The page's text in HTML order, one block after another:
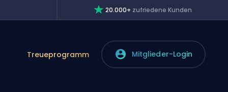
20.000+ zufriedene Kunden
Treueprogramm Mitglieder-Login